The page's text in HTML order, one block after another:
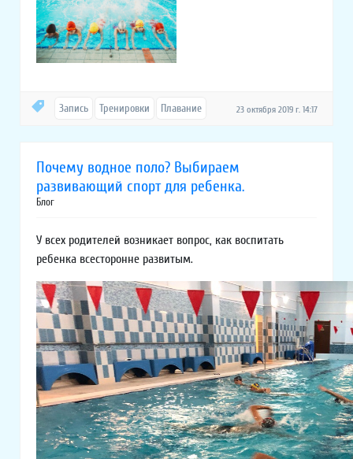
23 октября 2019 г. 14:17
Запись Тренировки Плавание
Почему водное поло? Выбираем
развивающий спорт для ребенка.
Блог
У всех родителей возникает вопрос, как воспитать
ребенка всесторонне развитым.